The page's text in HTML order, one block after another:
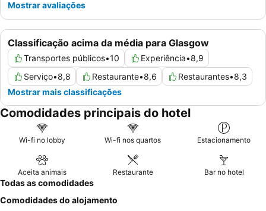
Classificação acima da média para Glasgow
Transportes públicos•10 Experiência•8,9
Serviço•8,8 Restaurante•8,6 Restaurantes•8,3
Mostrar mais classificações
Mostrar avaliações
Comodidades principais do hotel
Wi-fi no lobby Wi-fi nos quartos Estacionamento
Aceita animais Restaurante Bar no hotel
Todas as comodidades
Comodidades do alojamento